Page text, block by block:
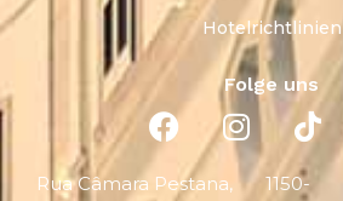
Hotelrichtlinien
Folge uns
Rua Câmara Pestana,
1150-